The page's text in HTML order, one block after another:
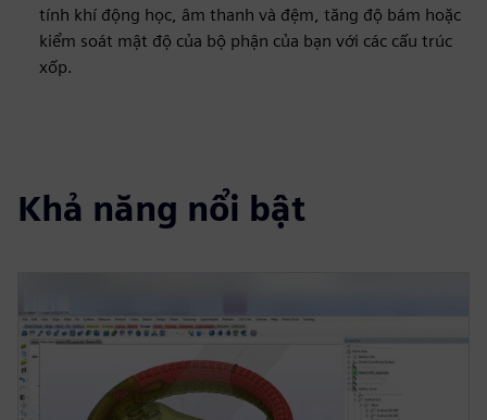
tính khí động học, âm thanh và đệm, tăng độ bám hoặc
kiểm soát mật độ của bộ phận của bạn với các cấu trúc
xốp.
Khả năng nổi bật